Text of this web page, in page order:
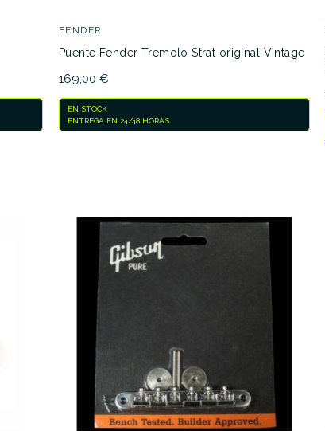
FENDER
Puente Fender Tremolo Strat original Vintage
169,00 €
EN STOCK
ENTREGA EN 24/48 HORAS